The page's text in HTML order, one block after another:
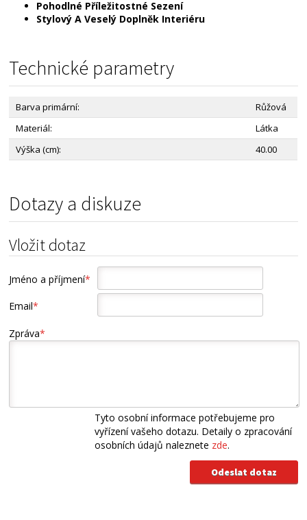
Pohodlné Příležitostné Sezení
Stylový A Veselý Doplněk Interiéru
Technické parametry
Barva primární:
Růžová
Materiál:
Látka
Výška (cm):
40.00
Dotazy a diskuze
Vložit dotaz
Jméno a příjmení*
Email*
Zpráva*
Tyto osobní informace potřebujeme pro
vyřízení vašeho dotazu. Detaily o zpracování
osobních údajů naleznete zde.